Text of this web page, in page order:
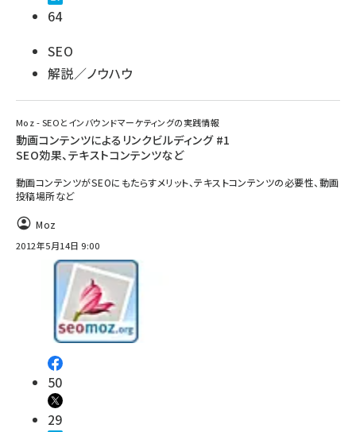
64
SEO
解説／ノウハウ
Moz - SEOとインバウンドマーケティングの実践情報
動画コンテンツによるリンクビルディング #1
SEO効果、テキストコンテンツなど
動画コンテンツがSEOにもたらすメリット、テキストコンテンツの必要性、動画
投稿場所など
Moz
2012年5月14日 9:00
50
29